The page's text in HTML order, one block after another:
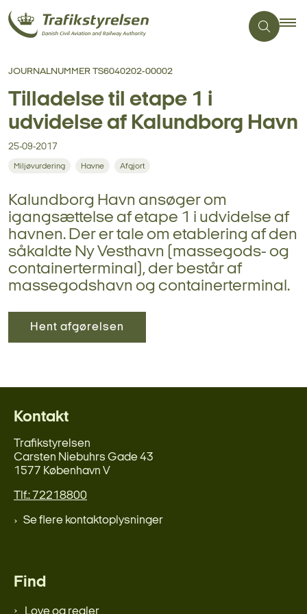
JOURNALNUMMER TS6040202-00002
Tilladelse til etape 1 i
udvidelse af Kalundborg Havn
25-09-2017
Miljøvurdering Havne Afgjort
Kalundborg Havn ansøger om
igangsættelse af etape 1 i udvidelse af
havnen. Der er tale om etablering af den
såkaldte Ny Vesthavn (massegods- og
containerterminal), der består af
massegodshavn og containerterminal.
Hent afgørelsen
Kontakt
Trafikstyrelsen
Carsten Niebuhrs Gade 43
1577 København V
Tlf.: 72218800
Se flere kontaktoplysninger
Find
Love og regler